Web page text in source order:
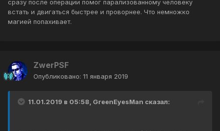
сразу после операции помог парализованному человеку
встать и двигаться быстрее и проворнее. Что немножко
магией попахивает.
ZwerPSF
Опубликовано: 11 января 2019
11.01.2019 в 05:58, GreenEyesMan сказал: